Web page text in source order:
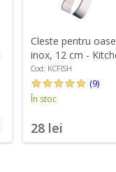
Cleste pentru
inox, 12 cm -
Cod: KCFISH
(9)
În stoc
28 lei